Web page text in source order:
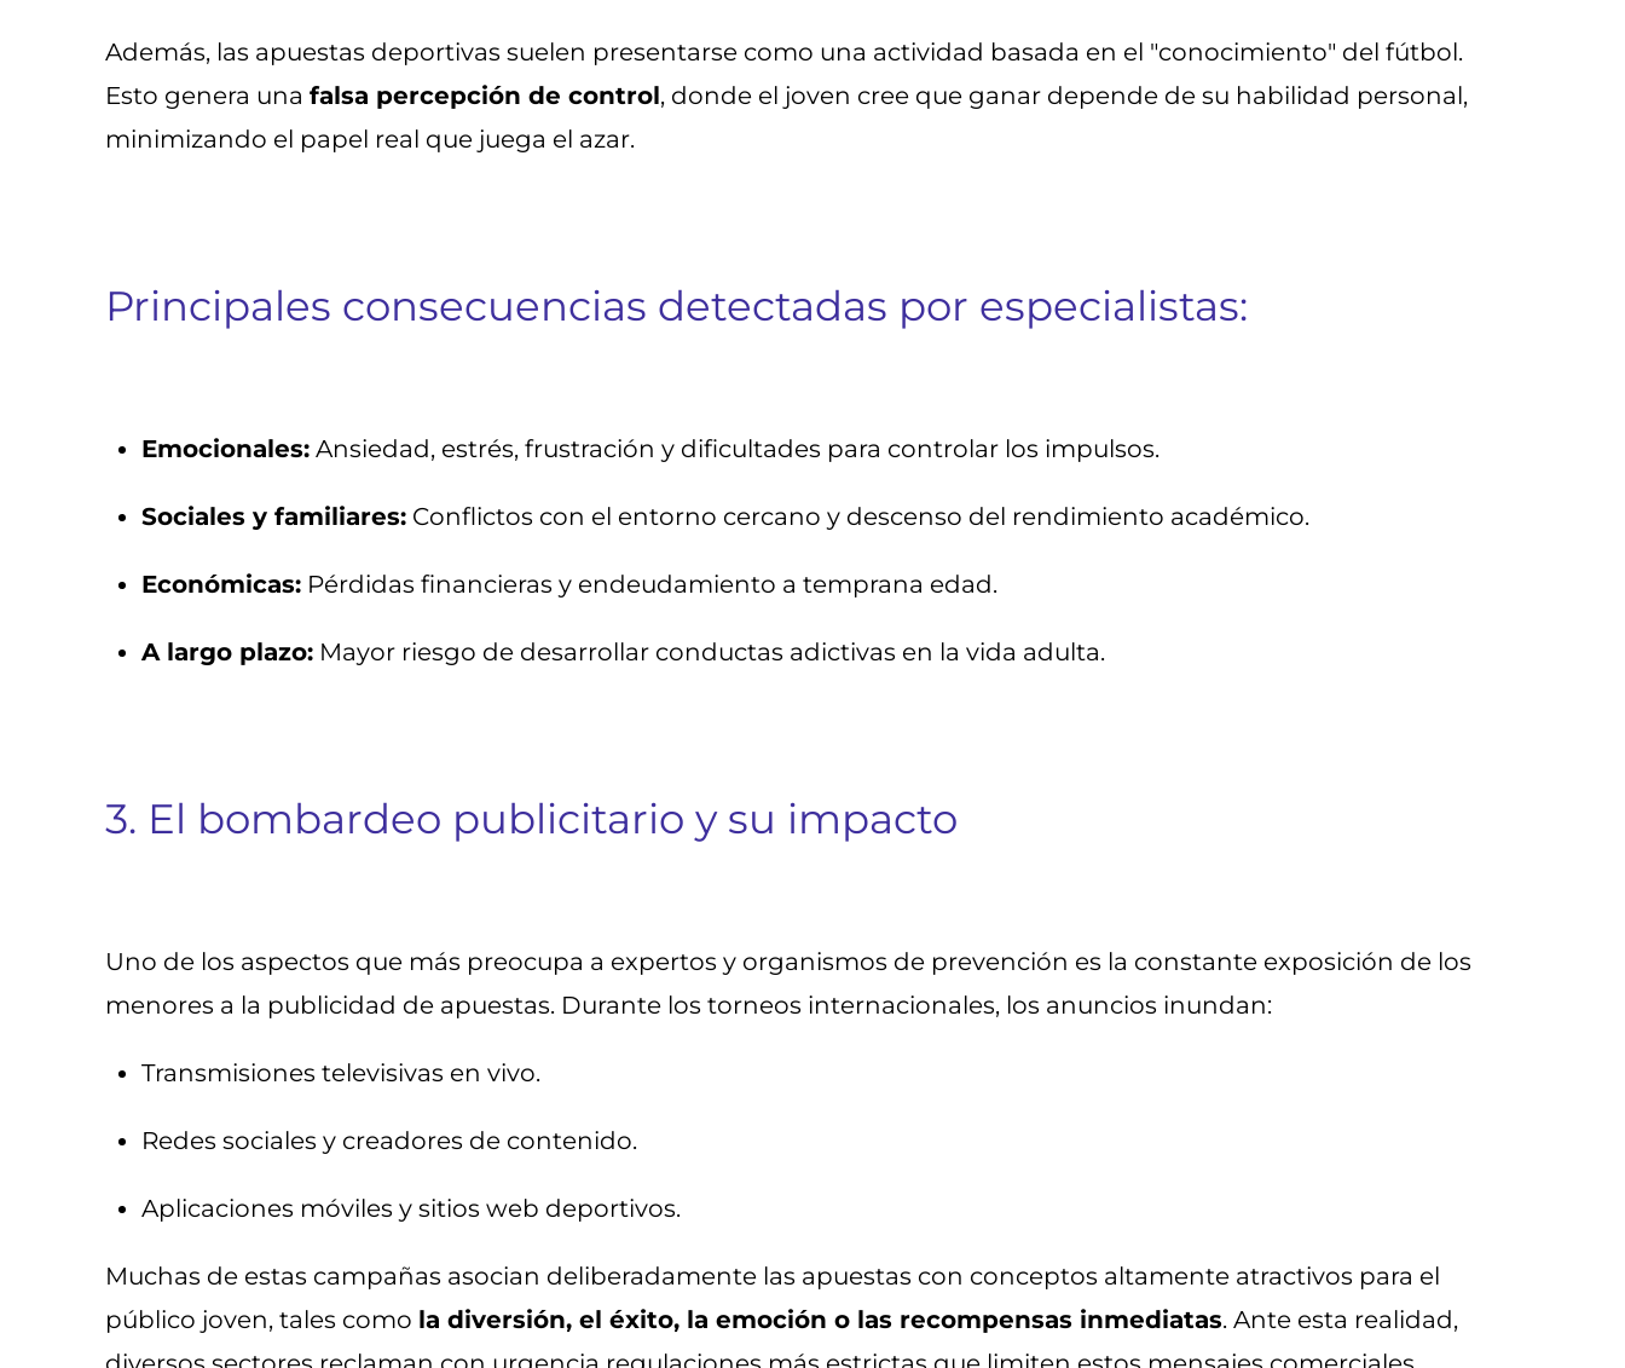
Además, las apuestas deportivas suelen presentarse como una actividad basada en el "conocimiento" del fútbol.
Esto genera una falsa percepción de control, donde el joven cree que ganar depende de su habilidad personal,
minimizando el papel real que juega el azar.
Principales consecuencias detectadas por especialistas:
Emocionales: Ansiedad, estrés, frustración y dificultades para controlar los impulsos.
Sociales y familiares: Conflictos con el entorno cercano y descenso del rendimiento académico.
Económicas: Pérdidas financieras y endeudamiento a temprana edad.
A largo plazo: Mayor riesgo de desarrollar conductas adictivas en la vida adulta.
3. El bombardeo publicitario y su impacto
Uno de los aspectos que más preocupa a expertos y organismos de prevención es la constante exposición de los
menores a la publicidad de apuestas. Durante los torneos internacionales, los anuncios inundan:
Transmisiones televisivas en vivo.
Redes sociales y creadores de contenido.
Aplicaciones móviles y sitios web deportivos.
Muchas de estas campañas asocian deliberadamente las apuestas con conceptos altamente atractivos para el
público joven, tales como la diversión, el éxito, la emoción o las recompensas inmediatas. Ante esta realidad,